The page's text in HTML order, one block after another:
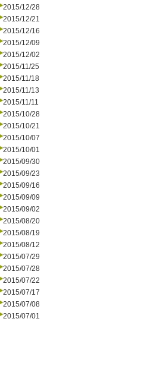
2015/12/28
2015/12/21
2015/12/16
2015/12/09
2015/12/02
2015/11/25
2015/11/18
2015/11/13
2015/11/11
2015/10/28
2015/10/21
2015/10/07
2015/10/01
2015/09/30
2015/09/23
2015/09/16
2015/09/09
2015/09/02
2015/08/20
2015/08/19
2015/08/12
2015/07/29
2015/07/28
2015/07/22
2015/07/17
2015/07/08
2015/07/01